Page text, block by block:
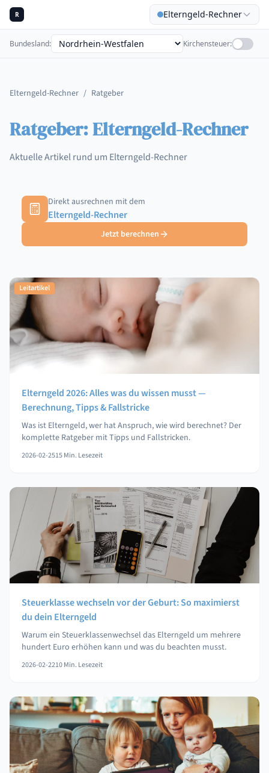
R Elterngeld-Rechner
Bundesland: Kirchensteuer:
Elterngeld-Rechner / Ratgeber
Ratgeber: Elterngeld-Rechner
Aktuelle Artikel rund um Elterngeld-Rechner
Direkt ausrechnen mit dem
Elterngeld-Rechner
Jetzt berechnen
Leitartikel
Elterngeld 2026: Alles was du wissen musst —
Berechnung, Tipps & Fallstricke
Was ist Elterngeld, wer hat Anspruch, wie wird berechnet? Der
komplette Ratgeber mit Tipps und Fallstricken.
2026-02-2515Min. Lesezeit
Steuerklasse wechseln vor der Geburt: So maximierst
du dein Elterngeld
Warum ein Steuerklassenwechsel das Elterngeld um mehrere
hundert Euro erhöhen kann und was du beachten musst.
2026-02-2210Min. Lesezeit